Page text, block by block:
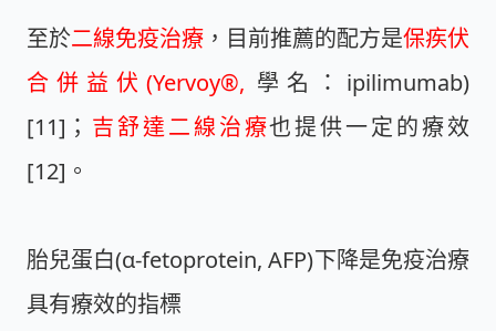
至於二線免疫治療 ，目前推薦的配方是保疾伏
合併益伏(Yervoy®, 學名：ipilimumab)
[11]； 吉舒達二線治療也提供一定的療效
[12]。
胎兒蛋白(α-fetoprotein, AFP)下降是免疫治療
具有療效的指標